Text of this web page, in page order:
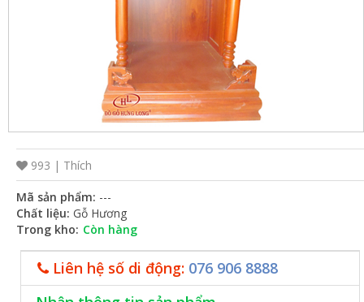
HỆ
THỐNG
CỬA
HÀNG
993 | Thích
Mã sản phẩm: ---
Chất liệu: Gỗ Hương
Trong kho: Còn hàng
Liên hệ số di động: 076 906 8888